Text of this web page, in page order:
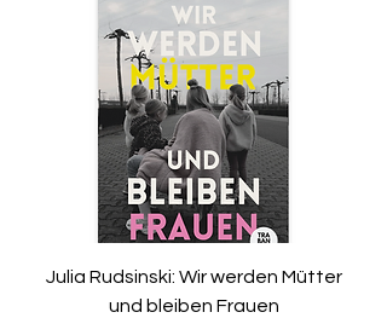
Julia Rudsinski: Wir werden Mütter
und bleiben Frauen